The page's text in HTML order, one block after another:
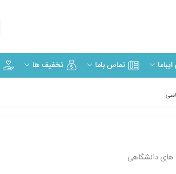
تماس باما تخفیف ها
های دانشگاهی